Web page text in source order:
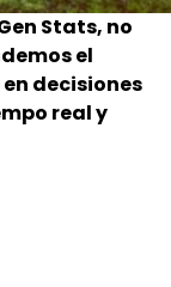
Stats, no
el
decisiones
real y